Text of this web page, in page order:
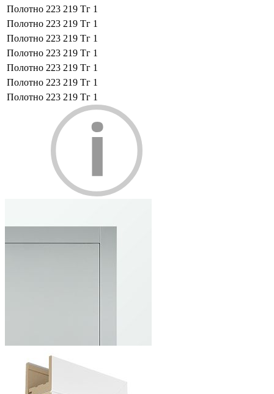
Полотно 223 219 Тг 1
Полотно 223 219 Тг 1
Полотно 223 219 Тг 1
Полотно 223 219 Тг 1
Полотно 223 219 Тг 1
Полотно 223 219 Тг 1
Полотно 223 219 Тг 1